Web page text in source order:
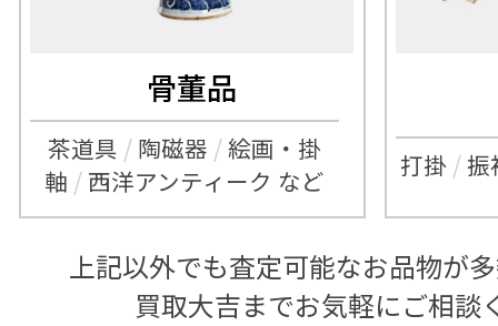
骨董品
茶道具 / 陶磁器 /絵画・掛
軸 / 西洋アンティーク など 打掛 / 振
上記以外でも査定可能なお品物が
買取大吉までお気軽にご相談